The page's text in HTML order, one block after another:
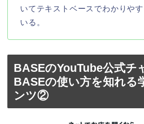
いてテキストベースでわかりや
いる。
BASEのYouTube公式チ
BASEの使い方を知れる
ンツ②